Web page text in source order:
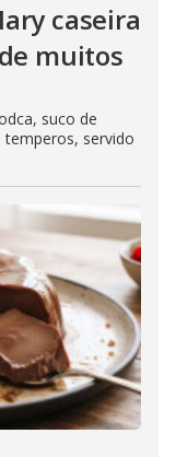
caseira
muitos
suco de
servido